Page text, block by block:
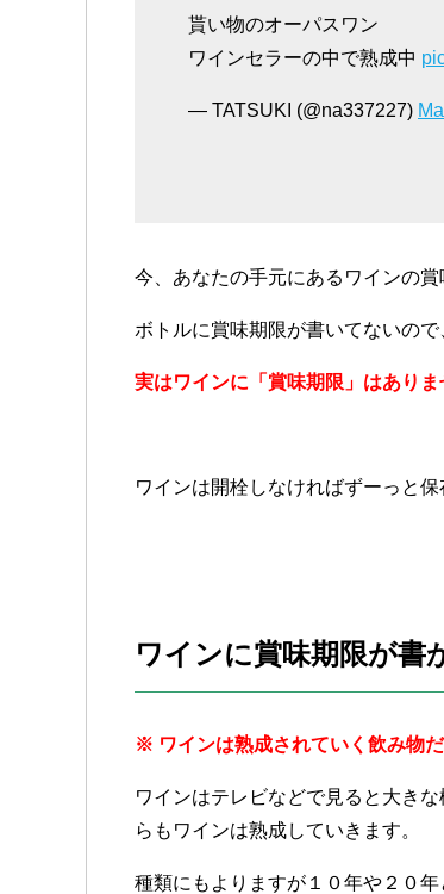
貰い物のオーパスワン
ワインセラーの中で熟成中
— TATSUKI (@na337227)
今、あなたの手元にあるワインの
ボトルに賞味期限が書いてないの
実はワインに「賞味期限」はありま
ワインは開栓しなければずーっと
ワインに賞味期限が書
※ ワインは熟成されていく飲み物
ワインはテレビなどで見ると大き
らもワインは熟成していきます。
種類にもよりますが１０年や２０年